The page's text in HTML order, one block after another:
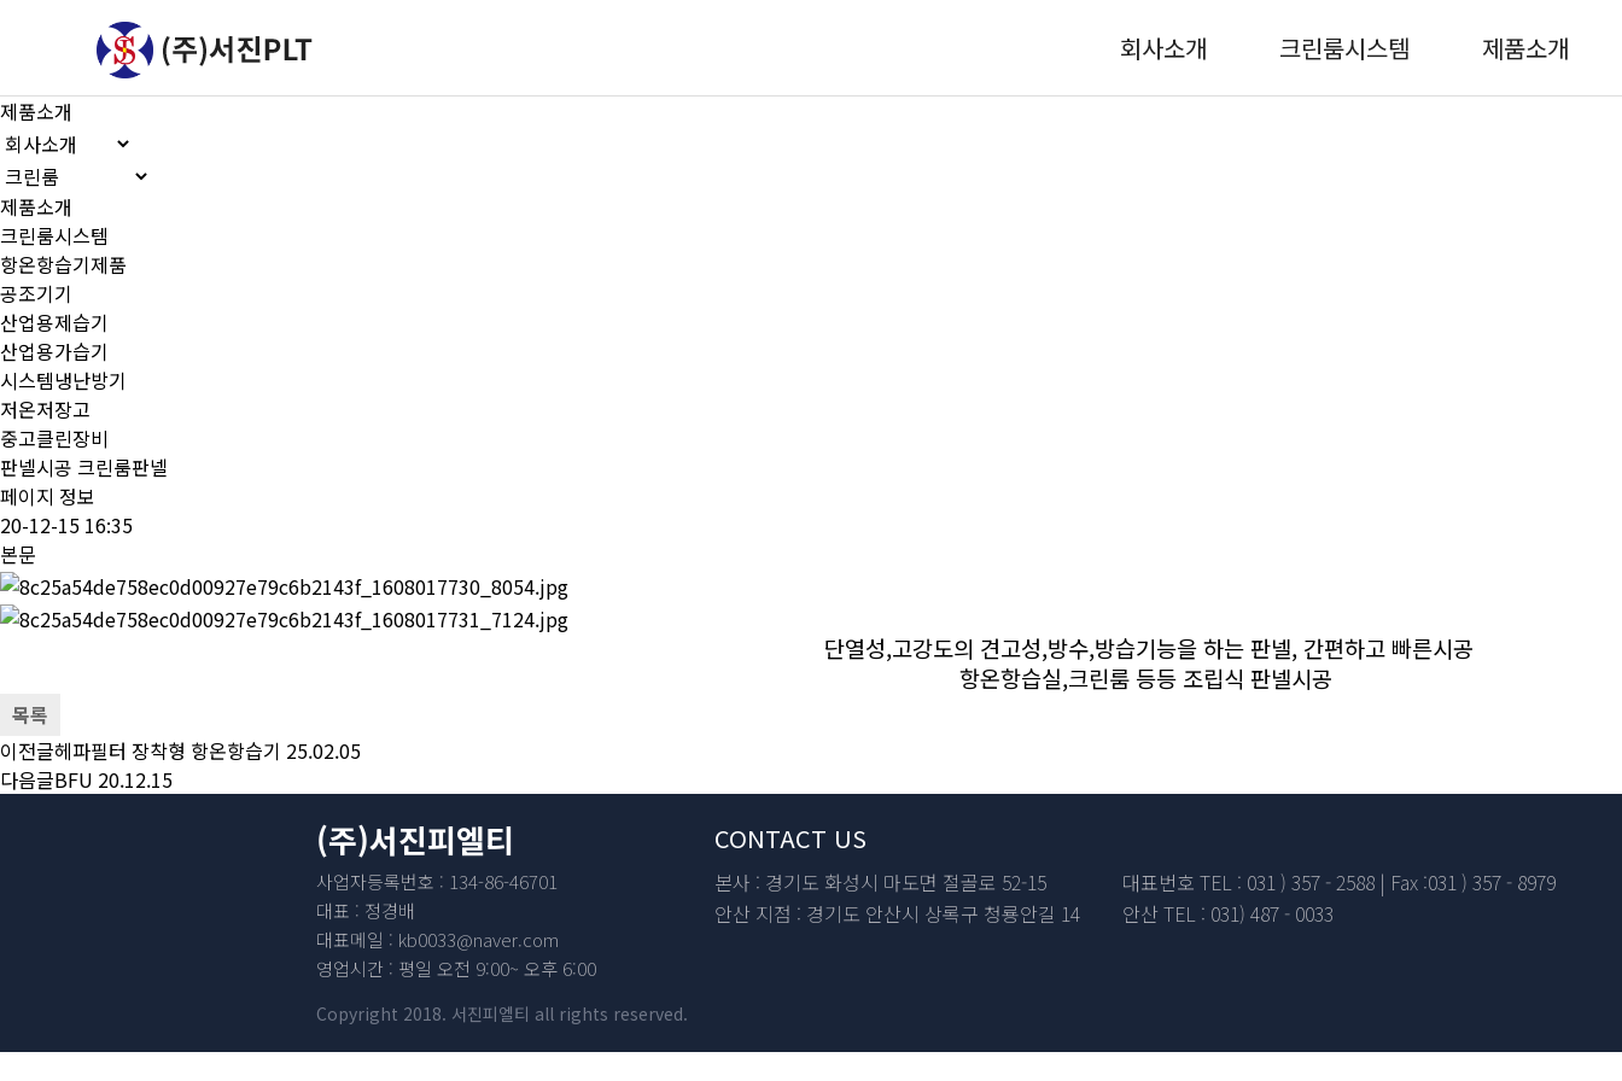
회사소개 크린룸시스템 제품소개
제품소개
제품소개
크린룸시스템
항온항습기제품
공조기기
산업용제습기
산업용가습기
시스템냉난방기
저온저장고
중고클린장비
판넬시공 크린룸판넬
페이지 정보
20-12-15 16:35
본문
단열성,고강도의 견고성,방수,방습기능을 하는 판넬, 간편하고 빠른시공
항온항습실,크린룸 등등 조립식 판넬시공
목록
이전글헤파필터 장착형 항온항습기 25.02.05
다음글BFU 20.12.15
(주)서진피엘티
사업자등록번호 : 134-86-46701
대표 : 정경배
대표메일 : kb0033@naver.com
영업시간 : 평일 오전 9:00~ 오후 6:00
CONTACT US
본사 : 경기도 화성시 마도면 절골로 52-15
안산 지점 : 경기도 안산시 상록구 청룡안길 14
대표번호 TEL : 031 ) 357 - 2588 | Fax :031 ) 357 - 8979
안산 TEL : 031) 487 - 0033
Copyright 2018. 서진피엘티 all rights reserved.